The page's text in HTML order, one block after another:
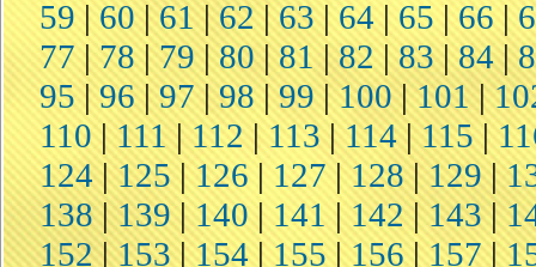
59 | 60|61|62|63| 64| 65 |66 |
77| 78|79|80|81|82|83 |84|
95|96|97|98 |99|100|101|
110 |111| 112 | 113| 114| 115|
124|125|126 | 127 |128|129|
138|139|140 | 141 | 142|143|
152|153|154 |155 |156 |157|